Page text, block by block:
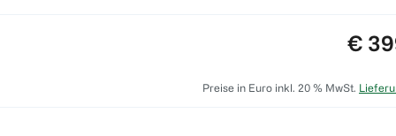
€
Preise in Euro inkl. 20 % MwSt.